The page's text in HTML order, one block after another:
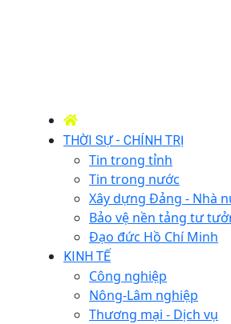
THỜI SỰ - CHÍNH TRỊ
Tin trong tỉnh
Tin trong nước
Xây dựng Đảng - Nhà
Bảo vệ nền tảng tư
Đạo đức Hồ Chí Minh
KINH TẾ
Công nghiệp
Nông-Lâm nghiệp
Thương mại - Dịch vụ